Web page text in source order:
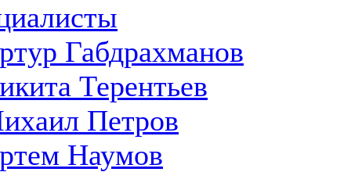
Габдрахманов
Терентьев
Петров
Наумов